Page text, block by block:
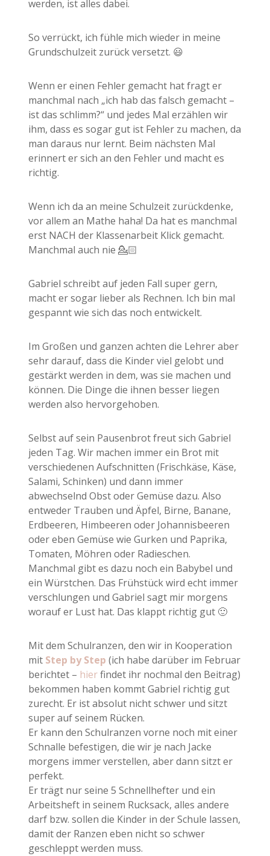
werden, ist alles dabei.
So verrückt, ich fühle mich wieder in meine
Grundschulzeit zurück versetzt. 😃
Wenn er einen Fehler gemacht hat fragt er
manchmal nach „ich hab das falsch gemacht –
ist das schlimm?“ und jedes Mal erzählen wir
ihm, dass es sogar gut ist Fehler zu machen, da
man daraus nur lernt. Beim nächsten Mal
erinnert er sich an den Fehler und macht es
richtig.
Wenn ich da an meine Schulzeit zurückdenke,
vor allem an Mathe haha! Da hat es manchmal
erst NACH der Klassenarbeit Klick gemacht.
Manchmal auch nie 💁🏻
Gabriel schreibt auf jeden Fall super gern,
macht er sogar lieber als Rechnen. Ich bin mal
gespannt wie sich das noch entwickelt.
Im Großen und ganzen achten die Lehrer aber
sehr darauf, dass die Kinder viel gelobt und
gestärkt werden in dem, was sie machen und
können. Die Dinge die ihnen besser liegen
werden also hervorgehoben.
Selbst auf sein Pausenbrot freut sich Gabriel
jeden Tag. Wir machen immer ein Brot mit
verschiedenen Aufschnitten (Frischkäse, Käse,
Salami, Schinken) und dann immer
abwechselnd Obst oder Gemüse dazu. Also
entweder Trauben und Äpfel, Birne, Banane,
Erdbeeren, Himbeeren oder Johannisbeeren
oder eben Gemüse wie Gurken und Paprika,
Tomaten, Möhren oder Radieschen.
Manchmal gibt es dazu noch ein Babybel und
ein Würstchen. Das Frühstück wird echt immer
verschlungen und Gabriel sagt mir morgens
worauf er Lust hat. Das klappt richtig gut 🙂
Mit dem Schulranzen, den wir in Kooperation
mit Step by Step (ich habe darüber im Februar
berichtet – hierfindet ihr nochmal den Beitrag)
bekommen haben kommt Gabriel richtig gut
zurecht. Er ist absolut nicht schwer und sitzt
super auf seinem Rücken.
Er kann den Schulranzen vorne noch mit einer
Schnalle befestigen, die wir je nach Jacke
morgens immer verstellen, aber dann sitzt er
perfekt.
Er trägt nur seine 5 Schnellhefter und ein
Arbeitsheft in seinem Rucksack, alles andere
darf bzw. sollen die Kinder in der Schule lassen,
damit der Ranzen eben nicht so schwer
geschleppt werden muss.